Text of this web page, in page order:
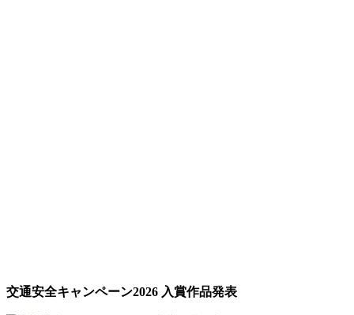
交通安全キャンペーン2026 入賞作品発表